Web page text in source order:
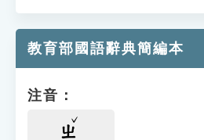
教育部國語辭典簡編本
注音：
ㄓ